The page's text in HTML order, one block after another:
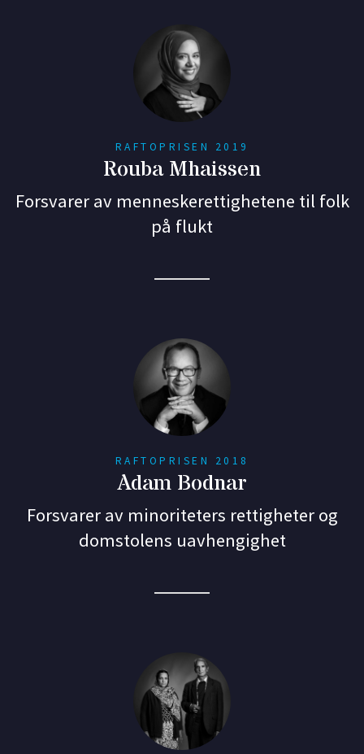
RAFTOPRISEN 2019
Rouba Mhaissen
Forsvarer av menneskerettighetene til folk
på flukt
RAFTOPRISEN 2018
Adam Bodnar
Forsvarer av minoriteters rettigheter og
domstolens uavhengighet